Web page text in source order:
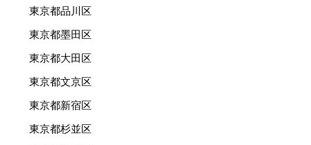
東京都品川区
東京都墨田区
東京都大田区
東京都文京区
東京都新宿区
東京都杉並区